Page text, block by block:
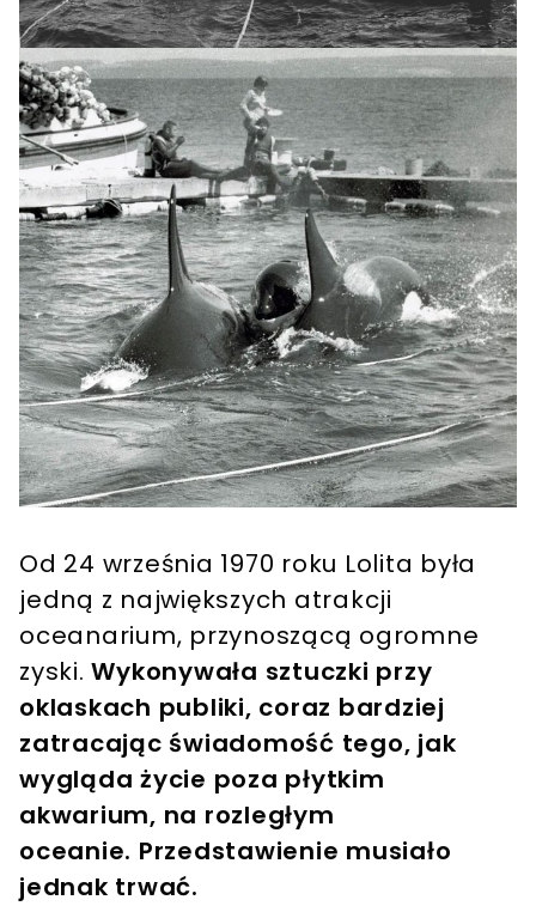
Od 24 września 1970 roku Lolita była
jedną z największych atrakcji
oceanarium, przynoszącą ogromne
zyski.Wykonywała sztuczki przy
oklaskach publiki, coraz bardziej
zatracając świadomość tego, jak
wygląda życie poza płytkim
akwarium, na rozległym
oceanie. Przedstawienie musiało
jednak trwać.